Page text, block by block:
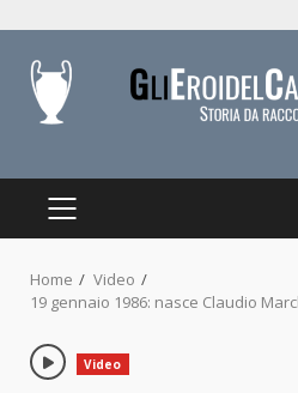
content
PRIMARY
Home
Video
19 gennaio 1986: nasce Claudio
Video